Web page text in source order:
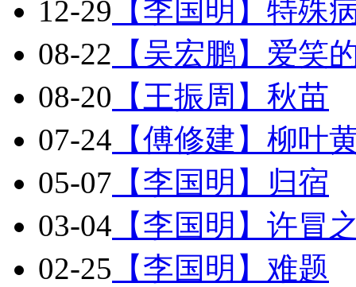
12-29 【李国明】特殊
08-22 【吴宏鹏】爱笑
08-20 【王振周】秋苗
07-24 【傅修建】柳叶
05-07 【李国明】归宿
03-04 【李国明】许冒
02-25 【李国明】难题